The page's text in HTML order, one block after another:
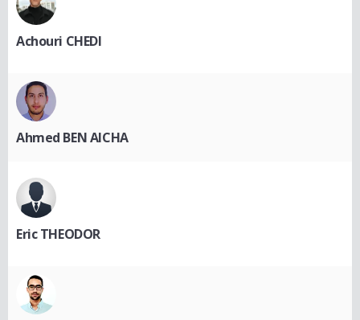
Achouri CHEDI
Ahmed BEN AICHA
Eric THEODOR